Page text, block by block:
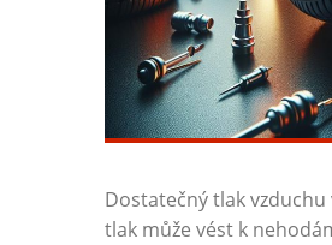
Dostatečný tlak
tlak může vést k